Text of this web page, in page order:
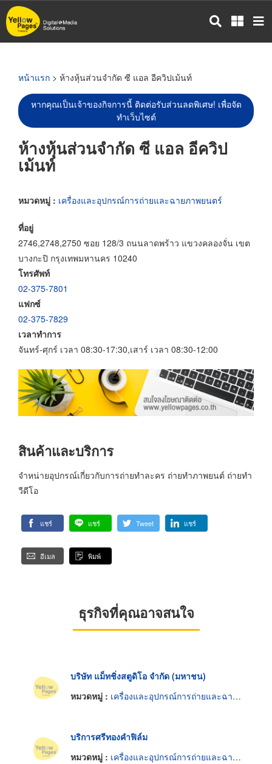
ข้าม
ไป
หน้าแรก > ห้างหุ้นส่วนจำกัด ซี แอล อีควิปเม้นท์
หากคุณเป็นเจ้าของกิจการนี้ ติดต่อรับส่วนลดพิเศษ! เพื่อจัด
ทำเว็บไซต์
ห้างหุ้นส่วนจำกัด ซี แอล อีควิป
เม้นท์
หมวดหมู่ : เครื่องและอุปกรณ์การถ่ายและฉายภาพยนตร์
ที่อยู่
2746,2748,2750 ซอย 128/3 ถนนลาดพร้าว แขวงคลองจั่น เขต
บางกะปิ กรุงเทพมหานคร 10240
โทรศัพท์
02-375-7801
แฟกซ์
02-375-7829
เวลาทำการ
จันทร์-ศุกร์ เวลา 08:30-17:30,เสาร์ เวลา 08:30-12:00
สินค้าและบริการ
จำหน่ายอุปกรณ์เกี่ยวกับการถ่ายทำละคร ถ่ายทำภาพยนต์ ถ่ายทำ
วีดีโอ
แชร์ แชร์ Tweet แชร์
อีเมล พิมพ์
ธุรกิจที่คุณอาจสนใจ
บริษัท แม็ทชิ่งสตูดิโอ จำกัด (มหาชน)
หมวดหมู่ : เครื่องและอุปกรณ์การถ่ายและฉายภาพยนตร์
บริการศรีทองคำฟิล์ม
หมวดหมู่ : เครื่องและอุปกรณ์การถ่ายและฉายภาพยนตร์